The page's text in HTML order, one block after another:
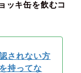
ッキ缶を飲むコ
されない方
持ってな